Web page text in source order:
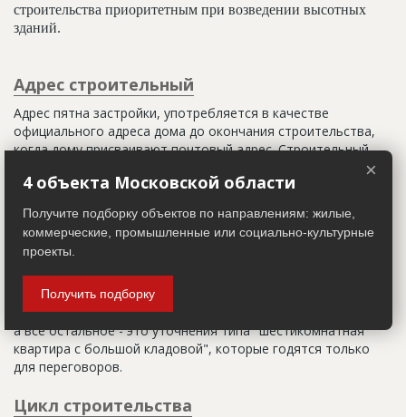
строительства приоритетным при возведении высотных
зданий.
Адрес строительный
Адрес пятна застройки, употребляется в качестве
официального адреса дома до окончания строительства,
когда дому присваивают почтовый адрес. Строительный
строительного района (возможно, улицы), номера квартала
Настоящим строительным адресом можно считать адрес,
указанный в правоустанавливающих документах. Иногда
строительные организации делают свои добавления
(например, вторая очередь). В официальных документах
должен присутствовать официальный строительный адрес,
а все остальное - это уточнения типа "шестикомнатная
квартира с большой кладовой", которые годятся только
для переговоров.
Цикл строительства
×
4 объекта Московской области
Получите подборку объектов по направлениям: жилые,
коммерческие, промышленные или социально-культурные
проекты.
Получить подборку